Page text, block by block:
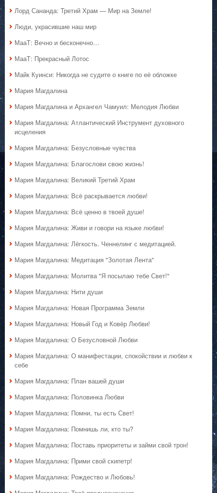
Лорд Сананда: Третий Храм — Мир на Земле!
Люди, украсившие наш мир
МааТ: Вечно и бесконечно…
МааТ: Прекрасный Лотос
Майк Куинси: Никогда не судите о книге по её обложке
Мария Магдалина
Мария Магдалина и Архангел Чамуил: Мелодия Любви
Мария Магдалина: Атлантический Инструмент духовного
исцеления
Мария Магдалина: Безусловные чувства
Мария Магдалина: Благослови свою жизнь!
Мария Магдалина: Великий Третий Храм
Мария Магдалина: Всё раскрывается любви!
Мария Магдалина: Всё ценно в твоей душе!
Мария Магдалина: Живи и говори на языке любви!
Мария Магдалина: Лёгкость. Ченнелинг с медитацией.
Мария Магдалина: Медитация "Золотая Лента"
Мария Магдалина: Молитва "Я посылаю тебе Свет!"
Мария Магдалина: Нити души
Мария Магдалина: Новая Программа Земли
Мария Магдалина: Новый Год и Ковёр Любви!
Мария Магдалина: О Безусловной Любви
Мария Магдалина: О манифестации, спокойствии и любви к
себе
Мария Магдалина: План вашей души
Мария Магдалина: Половинка Любви
Мария Магдалина: Помни, ты есть Свет!
Мария Магдалина: Помнишь ли, кто ты?
Мария Магдалина: Поставь приоритеты и займи свой трон!
Мария Магдалина: Прими свой скипетр!
Мария Магдалина: Рождество и Любовь!